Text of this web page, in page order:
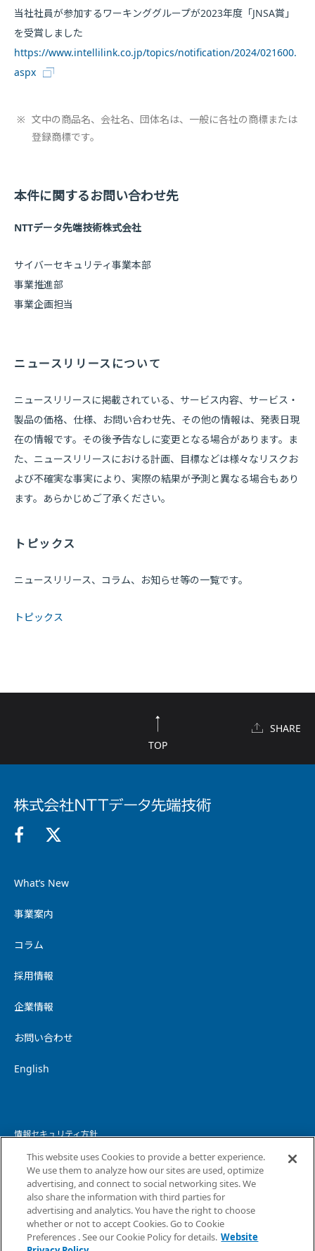
当社社員が参加するワーキンググループが2023年度「JNSA賞」
を受賞しました
https://www.intellilink.co.jp/topics/notification/2024/021600.
aspx
※ 文中の商品名、会社名、団体名は、一般に各社の商標または
登録商標です。
本件に関するお問い合わせ先
NTTデータ先端技術株式会社
サイバーセキュリティ事業本部
事業推進部
事業企画担当
ニュースリリースについて
ニュースリリースに掲載されている、サービス内容、サービス・
製品の価格、仕様、お問い合わせ先、その他の情報は、発表日現
在の情報です。その後予告なしに変更となる場合があります。ま
た、ニュースリリースにおける計画、目標などは様々なリスクお
よび不確実な事実により、実際の結果が予測と異なる場合もあり
ます。あらかじめご了承ください。
トピックス
ニュースリリース、コラム、お知らせ等の一覧です。
トピックス
TOP
SHARE
What’s New
事業案内
コラム
採用情報
企業情報
お問い合わせ
English
情報セキュリティ方針
個人情報保護方針
個人情報の取り扱いについて
ウェブサイトプライバシーポリシー
コピーライト・免責事項
This website uses Cookies to provide a better experience.
We use them to analyze how our sites are used, optimize
advertising, and connect to social networking sites. We
also share the information with third parties for
advertising and analytics. You have the right to choose
whether or not to accept Cookies. Go to Cookie
Preferences . See our Cookie Policy for details. Website